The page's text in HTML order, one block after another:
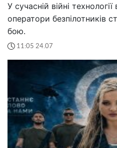
У сучасній війні
оператори безпілотників
бою.
11:05 24.07